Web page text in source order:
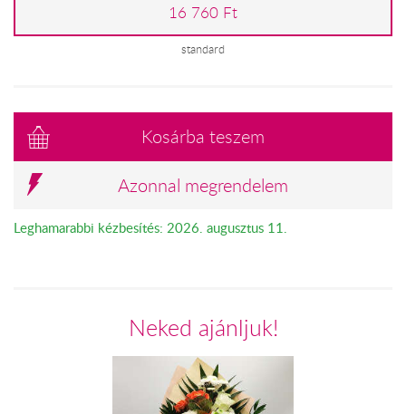
16 760 Ft
standard
Kosárba teszem
Azonnal megrendelem
Leghamarabbi kézbesítés: 2026. augusztus 11.
Neked ajánljuk!